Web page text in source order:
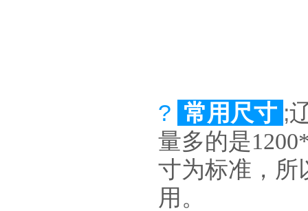
? 常用尺寸 ;
量多的是
寸为标准，所
用。